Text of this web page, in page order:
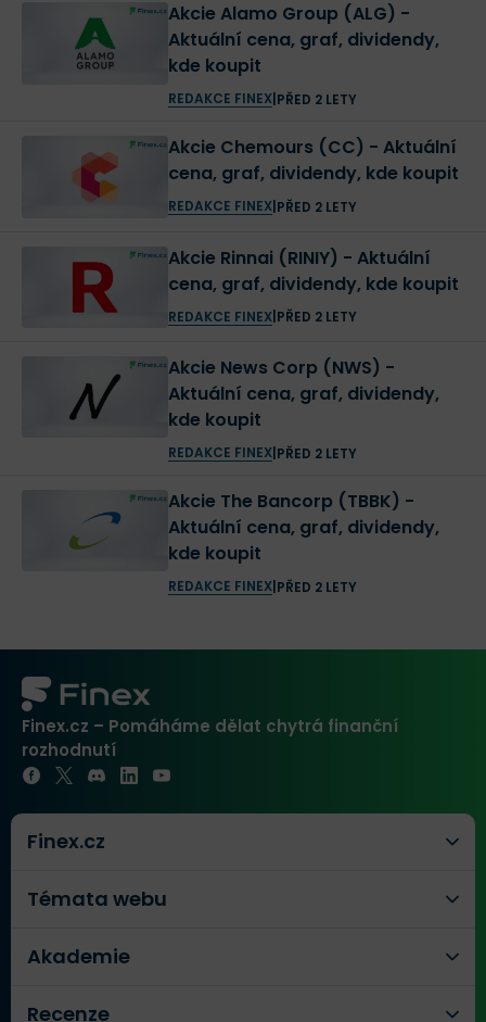
Akcie Alamo Group (ALG) -
Aktuální cena, graf, dividendy,
kde koupit
REDAKCE FINEX| PŘED 2 LETY
Akcie Chemours (CC) - Aktuální
cena, graf, dividendy, kde koupit
REDAKCE FINEX| PŘED 2 LETY
Akcie Rinnai (RINIY) - Aktuální
cena, graf, dividendy, kde koupit
REDAKCE FINEX| PŘED 2 LETY
Akcie News Corp (NWS) -
Aktuální cena, graf, dividendy,
kde koupit
REDAKCE FINEX| PŘED 2 LETY
Akcie The Bancorp (TBBK) -
Aktuální cena, graf, dividendy,
kde koupit
REDAKCE FINEX| PŘED 2 LETY
Finex.cz – Pomáháme dělat chytrá finanční
rozhodnutí
Finex.cz
Témata webu
Akademie
Recenze